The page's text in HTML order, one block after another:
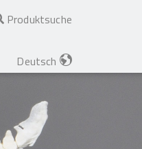
Produktsuche
Deutsch